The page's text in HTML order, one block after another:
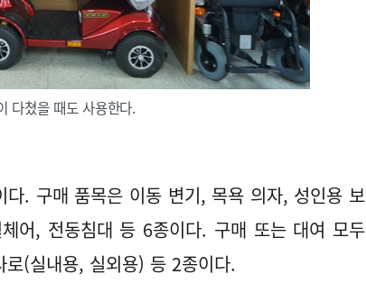
다쳤을 때도 사용한다.
. 구매 품목은 이동 변기, 목욕 의자, 성인용 보
어, 전동침대 등 6종이다. 구매 또는 대여 모두
(실내용, 실외용) 등 2종이다.